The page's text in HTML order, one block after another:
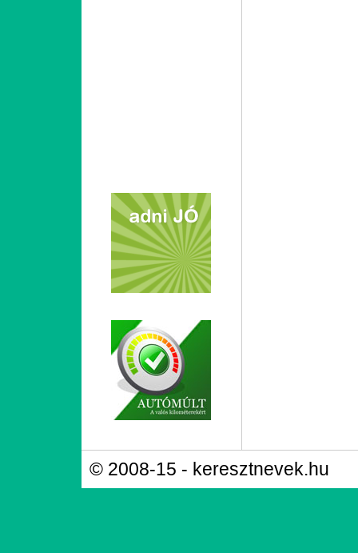
© 2008-15 - keresztnevek.hu